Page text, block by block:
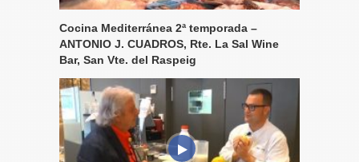
Cocina Mediterránea 2ª temporada –
ANTONIO J. CUADROS, Rte. La Sal Wine
Bar, San Vte. del Raspeig